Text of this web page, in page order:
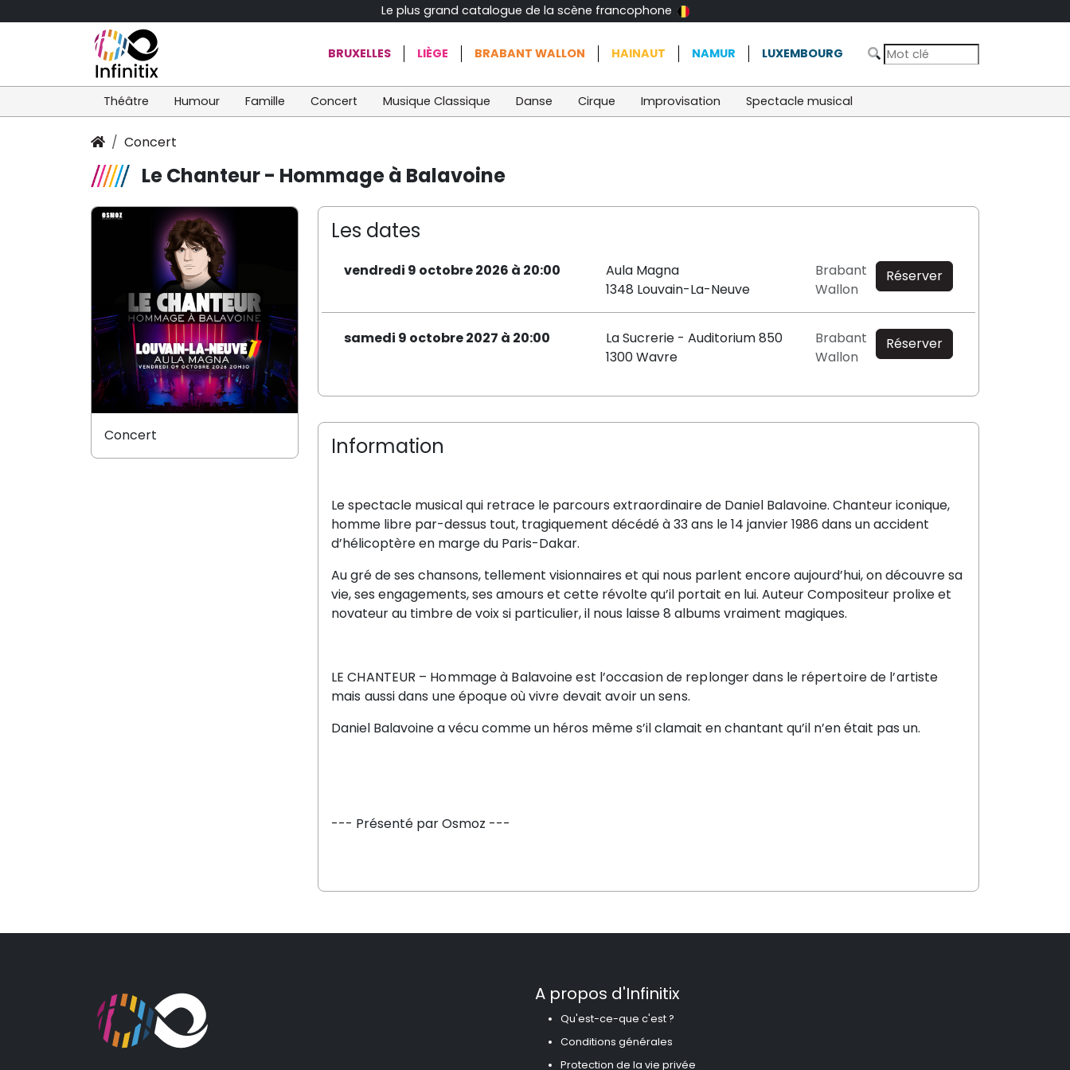
Le plus grand catalogue de la scène francophone
BRUXELLES LIÈGE BRABANT WALLON HAINAUT NAMUR LUXEMBOURG
Théâtre Humour Famille Concert Musique Classique Danse Cirque Improvisation Spectacle musical
Concert
Le Chanteur - Hommage à Balavoine
Les dates
vendredi 9 octobre 2026 à 20:00
Aula Magna
1348 Louvain-La-Neuve
Brabant
Wallon
Réserver
samedi 9 octobre 2027 à 20:00
La Sucrerie - Auditorium 850
1300 Wavre
Brabant
Wallon
Réserver
Information
Le spectacle musical qui retrace le parcours extraordinaire de Daniel Balavoine. Chanteur iconique,
homme libre par-dessus tout, tragiquement décédé à 33 ans le 14 janvier 1986 dans un accident
d’hélicoptère en marge du Paris-Dakar.
Au gré de ses chansons, tellement visionnaires et qui nous parlent encore aujourd’hui, on découvre sa
vie, ses engagements, ses amours et cette révolte qu’il portait en lui. Auteur Compositeur prolixe et
novateur au timbre de voix si particulier, il nous laisse 8 albums vraiment magiques.
LE CHANTEUR – Hommage à Balavoine est l’occasion de replonger dans le répertoire de l’artiste
mais aussi dans une époque où vivre devait avoir un sens.
Daniel Balavoine a vécu comme un héros même s’il clamait en chantant qu’il n’en était pas un.
--- Présenté par Osmoz ---
Concert
A propos d'Infinitix
Qu'est-ce-que c'est ?
Conditions générales
Protection de la vie privée